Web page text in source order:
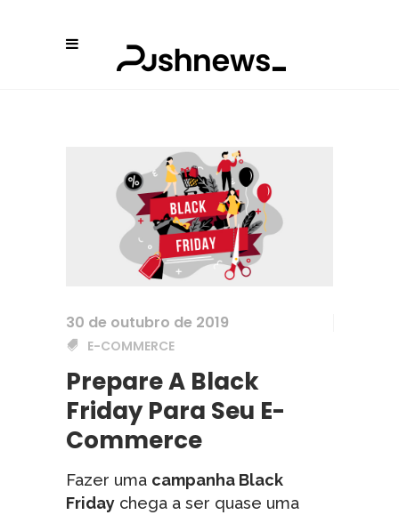
30 de outubro de 2019
E-COMMERCE
Prepare A Black
Friday Para Seu E-
Commerce
Fazer uma campanha Black
Friday chega a ser quase uma